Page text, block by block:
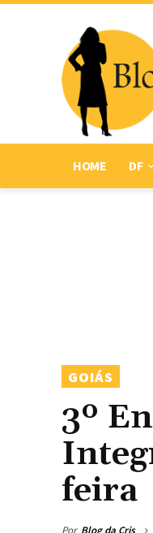
HOME DF
GOIÁS
3º
feira
Por Blog da Cris